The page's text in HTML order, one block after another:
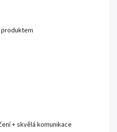
+ skvělá komunikace